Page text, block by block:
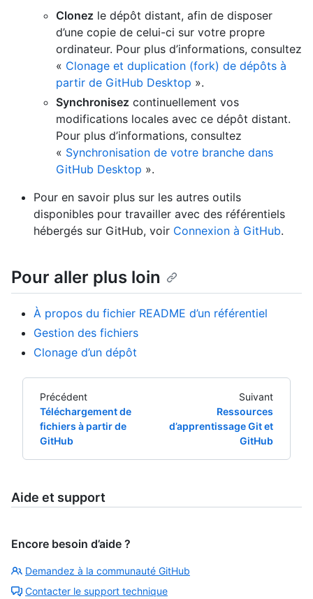
Clonez le dépôt distant, afin de disposer
d’une copie de celui-ci sur votre propre
ordinateur. Pour plus d’informations, consultez
« Clonage et duplication (fork) de dépôts à
partir de GitHub Desktop ».
Synchronisez continuellement vos
modifications locales avec ce dépôt distant.
Pour plus d’informations, consultez
« Synchronisation de votre branche dans
GitHub Desktop ».
Pour en savoir plus sur les autres outils
disponibles pour travailler avec des référentiels
hébergés sur GitHub, voir Connexion à GitHub.
Pour aller plus loin
À propos du fichier README d’un référentiel
Gestion des fichiers
Clonage d’un dépôt
Précédent
Téléchargement de
fichiers à partir de
GitHub
Suivant
Ressources
d’apprentissage Git et
GitHub
Aide et support
Encore besoin d’aide ?
Demandez à la communauté GitHub
Contacter le support technique